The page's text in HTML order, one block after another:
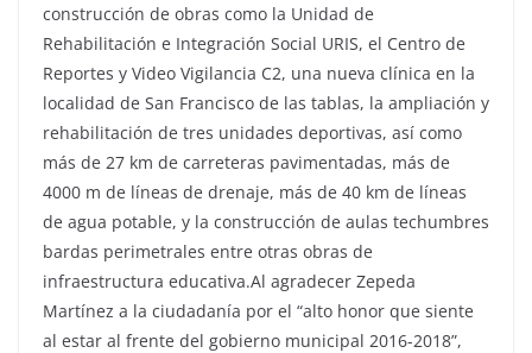
construcción de obras como la Unidad de
Rehabilitación e Integración Social URIS, el Centro de
Reportes y Video Vigilancia C2, una nueva clínica en la
localidad de San Francisco de las tablas, la ampliación y
rehabilitación de tres unidades deportivas, así como
más de 27 km de carreteras pavimentadas, más de
4000 m de líneas de drenaje, más de 40 km de líneas
de agua potable, y la construcción de aulas techumbres
bardas perimetrales entre otras obras de
infraestructura educativa.Al agradecer Zepeda
Martínez a la ciudadanía por el “alto honor que siente
al estar al frente del gobierno municipal 2016-2018”,